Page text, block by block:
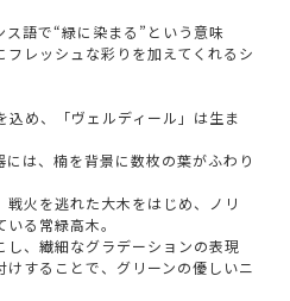
ス語で“緑に染まる”という意味
レッシュな彩りを加えてくれるシ
込め、「ヴェルディール」は生ま
は、楠を背景に数枚の葉がふわり
火を逃れた大木をはじめ、ノリ
る常緑高木。
、繊細なグラデーションの表現
することで、グリーンの優しいニ